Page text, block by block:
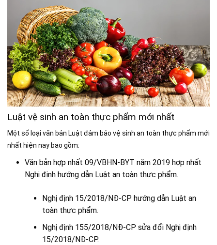
Luật vệ sinh an toàn thực phẩm mới nhất
Một số loại văn bản Luật đảm bảo vệ sinh an toàn thực phẩm mới
nhất hiện nay bao gồm:
Văn bản hợp nhất 09/VBHN-BYT năm 2019 hợp nhất
Nghị định hướng dẫn Luật an toàn thực phẩm.
Nghị định 15/2018/NĐ-CP hướng dẫn Luật an
toàn thực phẩm.
Nghị định 155/2018/NĐ-CP sửa đổi Nghị định
15/2018/NĐ-CP.